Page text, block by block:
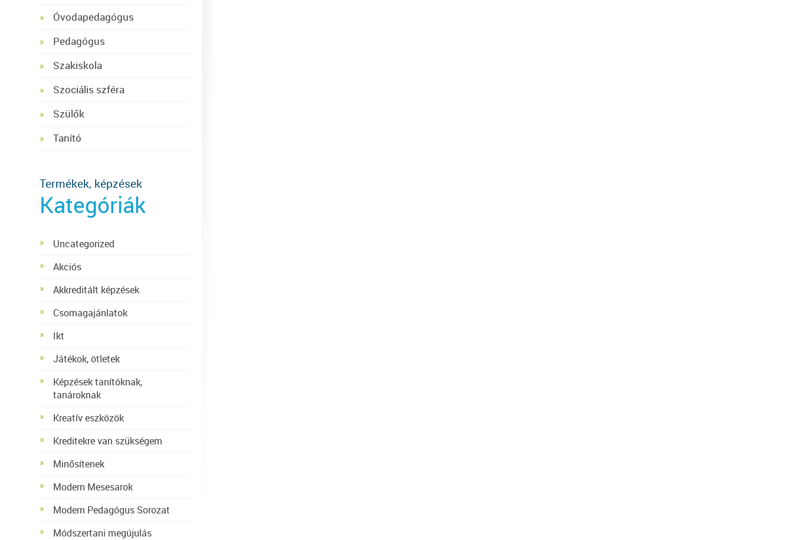
Óvodapedagógus
Pedagógus
Szakiskola
Szociális szféra
Szülők
Tanító
Termékek, képzések
Kategóriák
Uncategorized
Akciós
Akkreditált képzések
Csomagajánlatok
Ikt
Játékok, ötletek
Képzések tanítóknak,
tanároknak
Kreatív eszközök
Kreditekre van szükségem
Minősítenek
Modern Mesesarok
Modern Pedagógus Sorozat
Módszertani megújulás